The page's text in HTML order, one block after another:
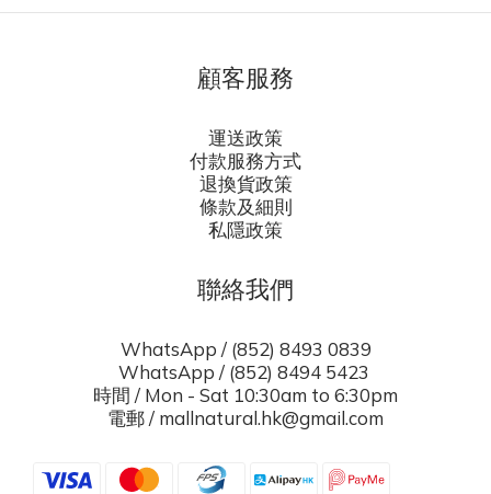
顧客服務
運送政策
付款服務方式
退換貨政策
條款及細則
私隱政策
聯絡我們
WhatsApp / (852) 8493 0839
WhatsApp / (852) 8494 5423
時間 / Mon - Sat 10:30am to 6:30pm
電郵 / mallnatural.hk@gmail.com